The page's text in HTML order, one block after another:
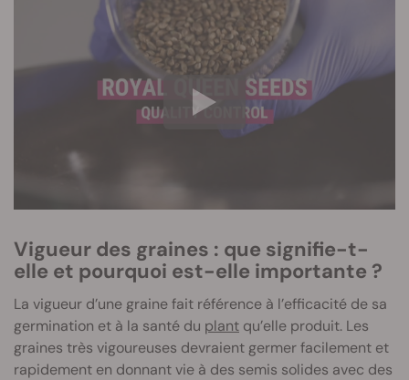
Vigueur des graines : que signifie-t-
elle et pourquoi est-elle importante ?
La vigueur d’une graine fait référence à l’efficacité de sa
germination et à la santé du plant qu’elle produit. Les
graines très vigoureuses devraient germer facilement et
rapidement en donnant vie à des semis solides avec des